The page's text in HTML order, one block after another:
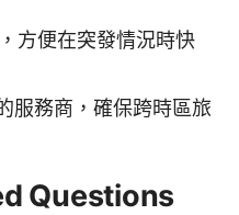
方便在突發情況時快
服務商，確保跨時區旅
Questions